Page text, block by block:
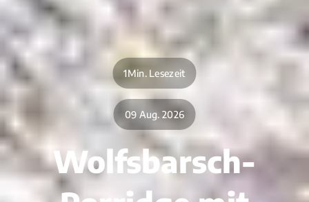
1Min. Lesezeit
09 Aug. 2026
Wolfsbarsch-